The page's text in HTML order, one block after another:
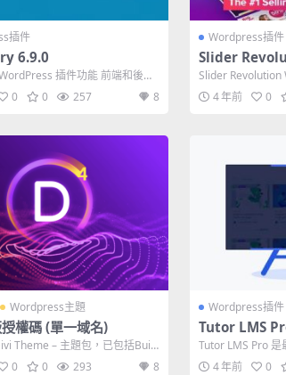
插件
6.9.0
插件功能 前端和後端
何 Wo...
0 0 257 8
Wordpress插件
Slider
插件
Slider Revolution
何 Sli...
4 年前 0
Wordpress主題
權碼 (單一域名)
Theme – 主題包，已包括Build
0 0 293 8
Wordpress插件
Tutor LMS
ss LMS 插件
Tutor LMS Pro 是
插件來啟動您的...
4 年前 0